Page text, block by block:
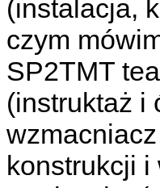
(instalacja,
czym
SP2TMT
(instruktaż i
konstrukcji i